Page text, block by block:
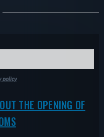
policy
THE OPENING OF